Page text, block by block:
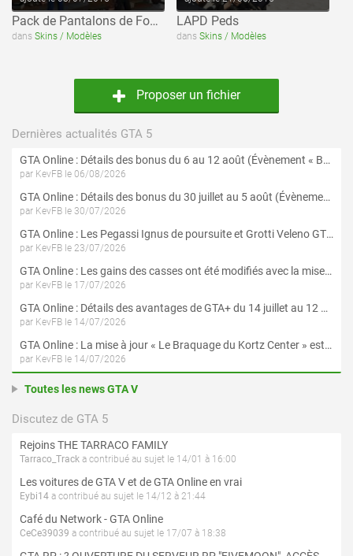
Pack de Pantalons de Football (Adidas)
dans Skins / Modèles
LAPD Peds
dans Skins / Modèles
Proposer un fichier
Dernières actualités GTA 5
GTA Online : Détails des bonus du 6 au 12 août (Évènement « Braquages de l'été » - Suite et fin)
par KevFB le 06/08/2026
GTA Online : Détails des bonus du 30 juillet au 5 août (Évènement « Braquages d'été »)
par KevFB le 30/07/2026
GTA Online : Les Pegassi Ignus de poursuite et Grotti Veleno GT sont maintenant disponibles
par KevFB le 23/07/2026
GTA Online : Les gains des casses ont été modifiés avec la mise à jour « Le Braquage du Kortz Center »
par KevFB le 17/07/2026
GTA Online : Détails des avantages de GTA+ du 14 juillet au 12 août
par KevFB le 14/07/2026
GTA Online : La mise à jour « Le Braquage du Kortz Center » est maintenant disponible
par KevFB le 14/07/2026
Toutes les news GTA V
Discutez de GTA 5
Rejoins THE TARRACO FAMILY
Tarraco_Track a contribué au sujet le 14/01 à 16:00
Les voitures de GTA V et de GTA Online en vrai
Eybi14 a contribué au sujet le 14/12 à 21:44
Café du Network - GTA Online
CeCe39039 a contribué au sujet le 17/07 à 18:38